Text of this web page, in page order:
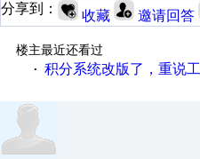
分享到：
收藏 邀请回答
楼主最近还看过
· 积分系统改版了，重说工控论坛积分